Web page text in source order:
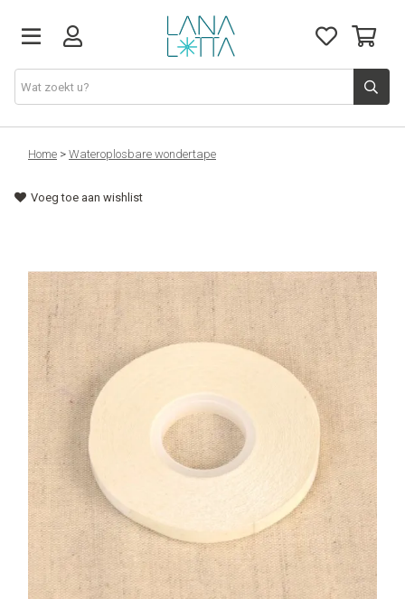
Stoffen
Fournituren
Patronen
Naaimachines
Workshops
Tips & tricks
Cadeaubon
Solden
Contact
Home > Wateroplosbare wondertape
Voeg toe aan wishlist